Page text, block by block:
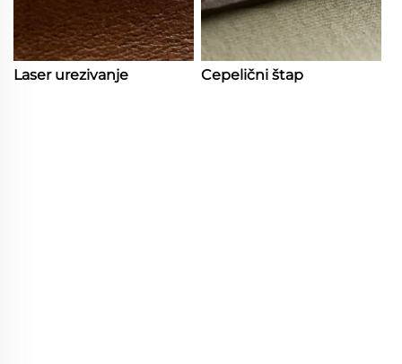
Laser urezivanje Cepelični štap